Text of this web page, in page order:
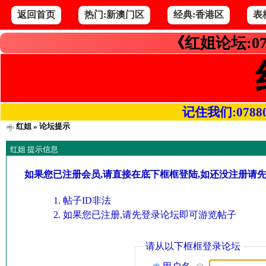
返回首页 热门:新澳门区 经典:香港区 表
《红姐论坛
记住我们
红姐» 论坛提示
红姐 提示信息
如果您已注册会员,请直接在底下框框登陆,如还没注册请
帖子ID非法
如果您已注册,请先登录论坛即可游览帖子
请从以下框框登录论坛